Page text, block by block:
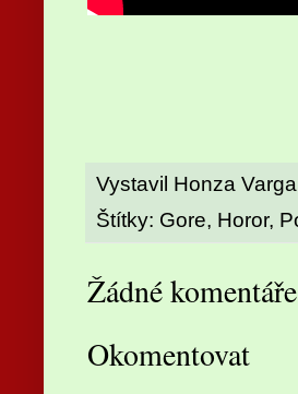
Vystavil Honza Varga
Štítky: Gore, Horor,
Žádné
Okomentovat